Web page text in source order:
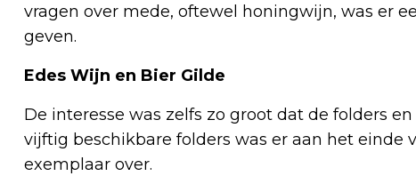
vragen over mede, oftewel honingwijn, was er
geven.
Edes Wijn en Bier Gilde
De interesse was zelfs zo groot dat de folders
vijftig beschikbare folders was er aan het einde
exemplaar over.